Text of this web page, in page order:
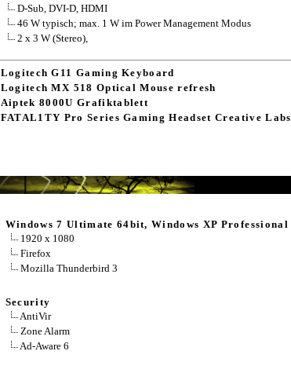
D-Sub, DVI-D, HDMI
46 W typisch; max. 1 W im Power Management Modus
2 x 3 W (Stereo),
Logitech G11 Gaming Keyboard
Logitech MX 518 Optical Mouse refresh
Aiptek 8000U Grafiktablett
FATAL1TY Pro Series Gaming Headset Creative Labs
Windows 7 Ultimate 64bit, Windows XP Professional
1920 x 1080
Firefox
Mozilla Thunderbird 3
Security
AntiVir
Zone Alarm
Ad-Aware 6